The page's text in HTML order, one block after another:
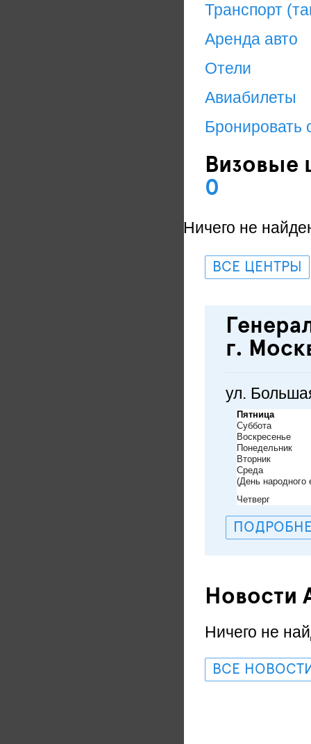
Транспорт
Аренда авто
Отели
Авиабилеты
Бронировать
Визовые
0
Ничего не
ВСЕ ЦЕНТРЫ
г.
ул.
Пятница
Суббота
Воскресенье
Понедельник
Вторник
Среда
(День народного
Четверг
Новости
Ничего не
ВСЕ